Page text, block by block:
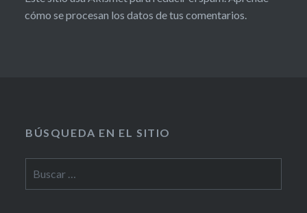
cómo se procesan los datos de tus comentarios.
BÚSQUEDA EN EL SITIO